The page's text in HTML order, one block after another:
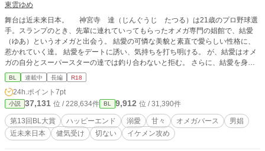
東雲ゆめ
舞台は近未来日本。 神宮寺 達（じんぐうじ たつる）は21歳のプロ野球選
手。スランプのとき、先輩に連れていってもらったオメガ専門の娼館で、結愛
（ゆあ）というオメガと出会う。 結愛の可憐な美貌と素直で愛らしい性格に、
惹かれていく達。 結愛をデートに誘い、気持ちを打ち明ける。 が、結愛はオメ
ガの自分とスーパースターの達では釣り合わないと拒む。 さらに、結愛を身請
けしたいという大富豪の客も現われて…… この物語は、オメガ風俗で働いてい
た不幸な過去を持つオメガが、優しい野球選手に愛されて幸せになるまでを描い
ています。 ーーーーーーーーーーーーーーーーーーーーーーーーーーーーーー
性描写の強い回にはタイトルの横に※をつけています。
BL 連載中 長編 R18
24h.ポイント 7pt
小説 37,131 位 / 228,634件 BL 9,912 位 / 31,390件
第13回BL大賞 ハッピーエンド 溺愛 甘々 オメガバース
男娼
近未来日本
健気受け 切ない イケメン攻め